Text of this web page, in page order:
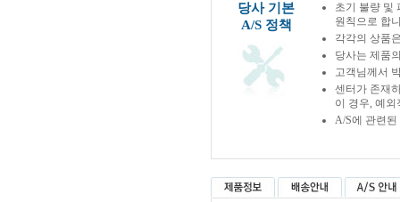
당사 기본
A/S 정책
초기 불량 및
원칙으로 합
각각의 상품
당사는 제품
고객님께서
센터가 존재
이 경우, 예
A/S에 관련